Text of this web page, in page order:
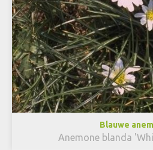
Blauwe
Anemone blanda